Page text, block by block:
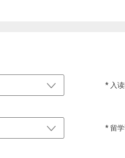
* 入
* 留